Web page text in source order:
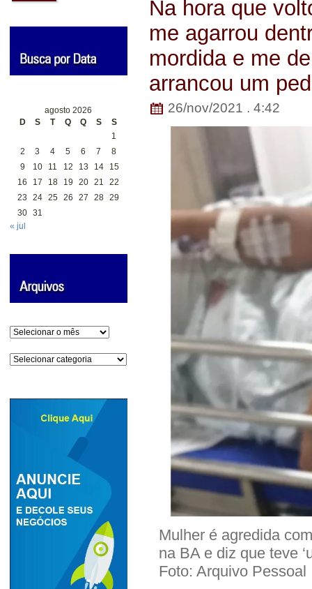
agosto 2026
D
S T Q Q S
S
1
2
3 4 5 6 7
8
9
10 11 12 13 14
15
16
17 18 19 20 21
22
23
24 25 26 27 28 29
30 31
« jul
Arquivos
Categorias
Na hora que
me agarrou
mordida e me
arrancou um
26/nov/2021 . 4:42
Mulher é agredida
na BA e diz que teve
Foto: Arquivo Pessoal